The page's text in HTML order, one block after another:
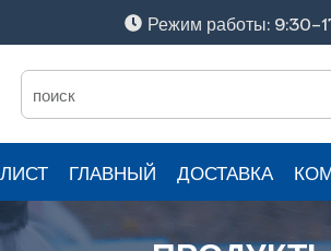
Режим работы: 9:30-
ГЛАВНЫЙ ДОСТАВКА